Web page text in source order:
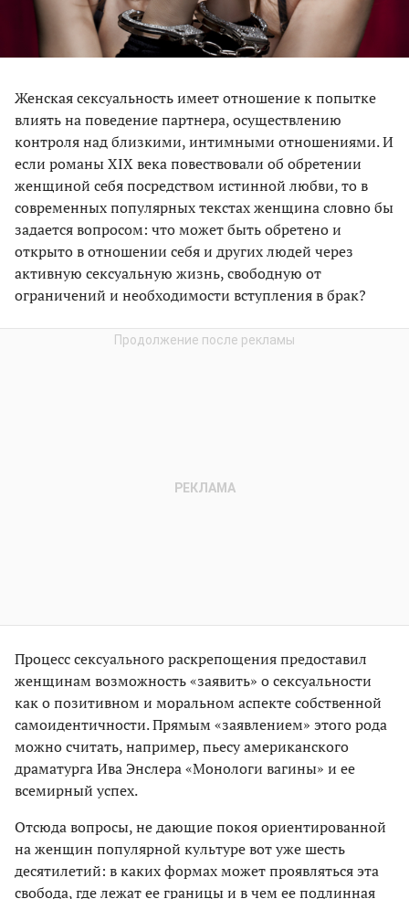
Женская сексуальность имеет отношение к попытке
влиять на поведение партнера, осуществлению
контроля над близкими, интимными отношениями. И
если романы XIX века повествовали об обретении
женщиной себя посредством истинной любви, то в
современных популярных текстах женщина словно бы
задается вопросом: что может быть обретено и
открыто в отношении себя и других людей через
активную сексуальную жизнь, свободную от
ограничений и необходимости вступления в брак?
Процесс сексуального раскрепощения предоставил
женщинам возможность «заявить» о сексуальности
как о позитивном и моральном аспекте собственной
самоидентичности. Прямым «заявлением» этого рода
можно считать, например, пьесу американского
драматурга Ива Энслера «Монологи вагины» и ее
всемирный успех.
Отсюда вопросы, не дающие покоя ориентированной
на женщин популярной культуре вот уже шесть
десятилетий: в каких формах может проявляться эта
свобода, где лежат ее границы и в чем ее подлинная